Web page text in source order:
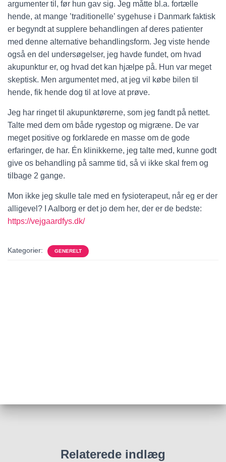
argumenter til, før hun gav sig. Jeg måtte bl.a. fortælle
hende, at mange ’traditionelle’ sygehuse i Danmark faktisk
er begyndt at supplere behandlingen af deres patienter
med denne alternative behandlingsform. Jeg viste hende
også en del undersøgelser, jeg havde fundet, om hvad
akupunktur er, og hvad det kan hjælpe på. Hun var meget
skeptisk. Men argumentet med, at jeg vil købe bilen til
hende, fik hende dog til at love at prøve.
Jeg har ringet til akupunktørerne, som jeg fandt på nettet.
Talte med dem om både rygestop og migræne. De var
meget positive og forklarede en masse om de gode
erfaringer, de har. Én klinikkerne, jeg talte med, kunne godt
give os behandling på samme tid, så vi ikke skal frem og
tilbage 2 gange.
Mon ikke jeg skulle tale med en fysioterapeut, når eg er der
alligevel? I Aalborg er det jo dem her, der er de bedste:
https://vejgaardfys.dk/
Kategorier: GENERELT
Relaterede indlæg